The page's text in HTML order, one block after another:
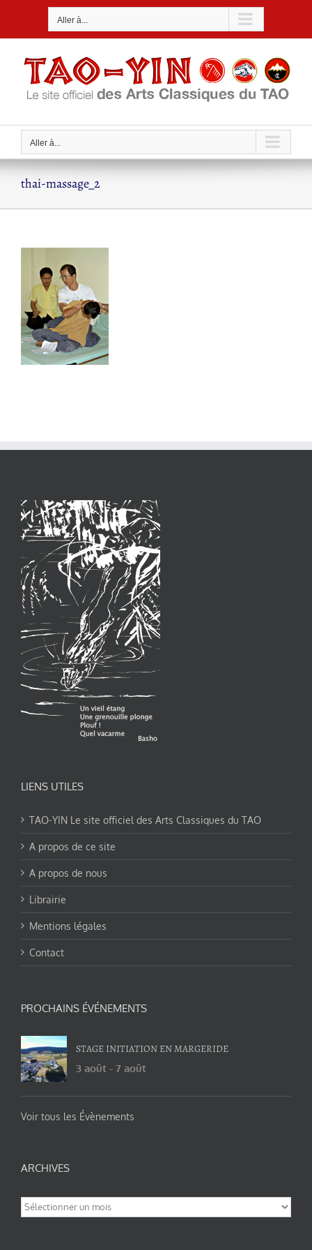
Aller à...
Aller à...
thai-massage_2
LIENS UTILES
TAO-YIN Le site officiel des Arts Classiques du TAO
A propos de ce site
A propos de nous
Librairie
Mentions légales
Contact
PROCHAINS ÉVÉNEMENTS
STAGE INITIATION EN MARGERIDE
3 août - 7 août
Voir tous les Évènements
ARCHIVES
Archives